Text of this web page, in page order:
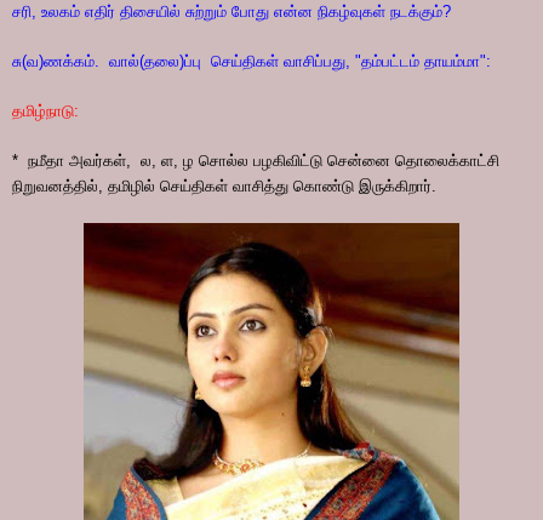
சரி, உலகம் எதிர் திசையில் சுற்றும் போது என்ன நிகழ்வுகள் நடக்கும்?
சு(வ)ணக்கம். வால்(தலை)ப்பு செய்திகள் வாசிப்பது, "தம்பட்டம் தாயம்மா":
தமிழ்நாடு:
* நமீதா அவர்கள், ல, ள, ழ சொல்ல பழகிவிட்டு சென்னை தொலைக்காட்சி
நிறுவனத்தில், தமிழில் செய்திகள் வாசித்து கொண்டு இருக்கிறார்.